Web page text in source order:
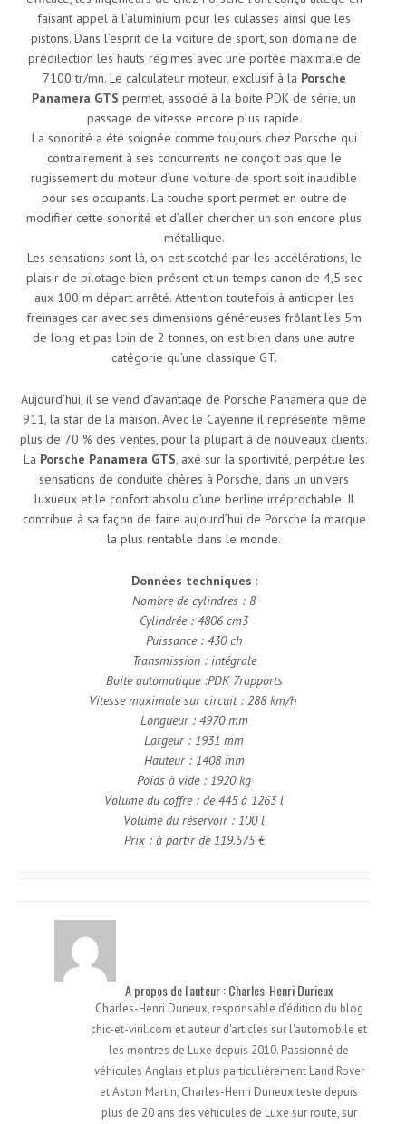
faisant appel à l’aluminium pour les culasses ainsi que les
pistons. Dans l’esprit de la voiture de sport, son domaine de
prédilection les hauts régimes avec une portée maximale de
7100 tr/mn. Le calculateur moteur, exclusif à la Porsche
Panamera GTS permet, associé à la boite PDK de série, un
passage de vitesse encore plus rapide.
La sonorité a été soignée comme toujours chez Porsche qui
contrairement à ses concurrents ne conçoit pas que le
rugissement du moteur d’une voiture de sport soit inaudible
pour ses occupants. La touche sport permet en outre de
modifier cette sonorité et d’aller chercher un son encore plus
métallique.
Les sensations sont là, on est scotché par les accélérations, le
plaisir de pilotage bien présent et un temps canon de 4,5 sec
aux 100 m départ arrêté. Attention toutefois à anticiper les
freinages car avec ses dimensions généreuses frôlant les 5m
de long et pas loin de 2 tonnes, on est bien dans une autre
catégorie qu’une classique GT.
Aujourd’hui, il se vend d’avantage de Porsche Panamera que de
911, la star de la maison. Avec le Cayenne il représente même
plus de 70 % des ventes, pour la plupart à de nouveaux clients.
La Porsche Panamera GTS, axé sur la sportivité, perpétue les
sensations de conduite chères à Porsche, dans un univers
luxueux et le confort absolu d’une berline irréprochable. Il
contribue à sa façon de faire aujourd’hui de Porsche la marque
la plus rentable dans le monde.
Données techniques :
Nombre de cylindres : 8
Cylindrée : 4806 cm3
Puissance : 430 ch
Transmission : intégrale
Boite automatique :PDK 7rapports
Vitesse maximale sur circuit : 288 km/h
Longueur : 4970 mm
Largeur : 1931 mm
Hauteur : 1408 mm
Poids à vide : 1920 kg
Volume du coffre : de 445 à 1263 l
Volume du réservoir : 100 l
Prix : à partir de 119.575 €
A propos de l'auteur : Charles-Henri Durieux
Charles-Henri Durieux, responsable d'édition du blog
chic-et-viril.com et auteur d'articles sur l'automobile et
les montres de Luxe depuis 2010. Passionné de
véhicules Anglais et plus particulièrement Land Rover
et Aston Martin, Charles-Henri Durieux teste depuis
plus de 20 ans des véhicules de Luxe sur route, sur